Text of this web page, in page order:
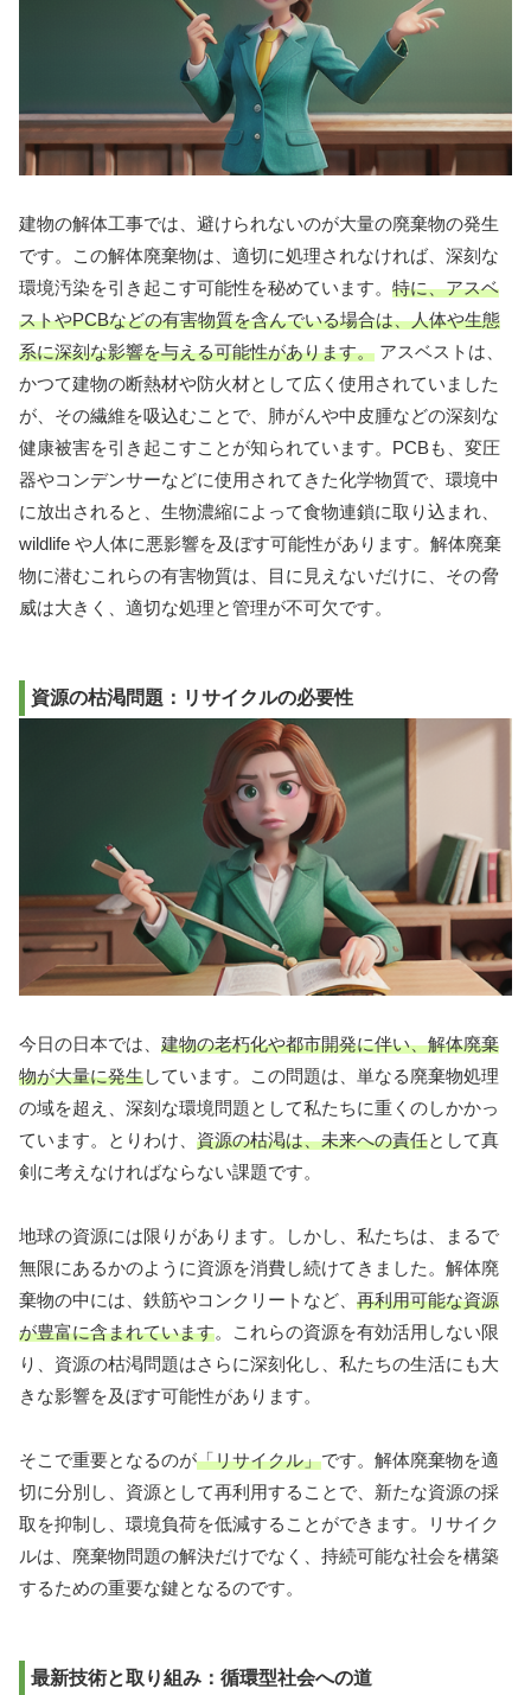
建物の解体工事では、避けられないのが大量の廃棄物の発生
です。この解体廃棄物は、適切に処理されなければ、深刻な
環境汚染を引き起こす可能性を秘めています。 特に、アスベ
ストやPCBなどの有害物質を含んでいる場合は、人体や生態
系に深刻な影響を与える可能性があります。 アスベストは、
かつて建物の断熱材や防火材として広く使用されていました
が、その繊維を吸込むことで、肺がんや中皮腫などの深刻な
健康被害を引き起こすことが知られています。PCBも、変圧
器やコンデンサーなどに使用されてきた化学物質で、環境中
に放出されると、生物濃縮によって食物連鎖に取り込まれ、
wildlife や人体に悪影響を及ぼす可能性があります。解体廃棄
物に潜むこれらの有害物質は、目に見えないだけに、その脅
威は大きく、適切な処理と管理が不可欠です。
資源の枯渇問題：リサイクルの必要性
今日の日本では、 建物の老朽化や都市開発に伴い、解体廃棄
物が大量に発生しています。この問題は、単なる廃棄物処理
の域を超え、深刻な環境問題として私たちに重くのしかかっ
ています。とりわけ、 資源の枯渇は、未来への責任として真
剣に考えなければならない課題です。
地球の資源には限りがあります。しかし、私たちは、まるで
無限にあるかのように資源を消費し続けてきました。解体廃
棄物の中には、鉄筋やコンクリートなど、 再利用可能な資源
が豊富に含まれています。これらの資源を有効活用しない限
り、資源の枯渇問題はさらに深刻化し、私たちの生活にも大
きな影響を及ぼす可能性があります。
そこで重要となるのが「リサイクル」です。解体廃棄物を適
切に分別し、資源として再利用することで、新たな資源の採
取を抑制し、環境負荷を低減することができます。リサイク
ルは、廃棄物問題の解決だけでなく、持続可能な社会を構築
するための重要な鍵となるのです。
最新技術と取り組み：循環型社会への道